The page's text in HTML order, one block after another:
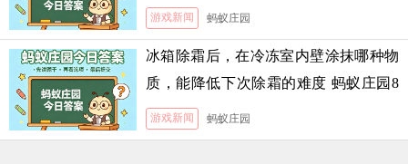
游戏新闻 蚂蚁庄园
冰箱除霜后，在冷冻室内壁涂抹哪种物
质，能降低下次除霜的难度 蚂蚁庄园8
月5日答案
游戏新闻 蚂蚁庄园